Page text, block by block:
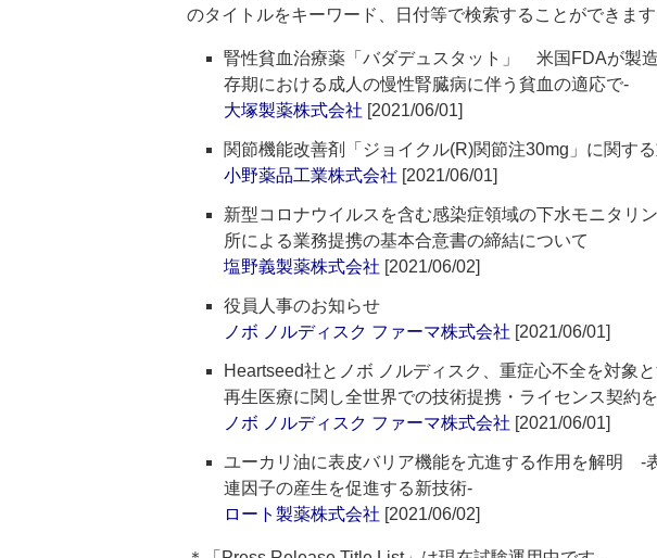
のタイトルをキーワード、日付等で検索することができま
腎性貧血治療薬「バダデュスタット」 米国FDAが製
存期における成人の慢性腎臓病に伴う貧血の適応で‐
大塚製薬株式会社 [2021/06/01]
関節機能改善剤「ジョイクル(R)関節注30mg」に関す
小野薬品工業株式会社 [2021/06/01]
新型コロナウイルスを含む感染症領域の下水モニタリ
所による業務提携の基本合意書の締結について
塩野義製薬株式会社 [2021/06/02]
役員人事のお知らせ
ノボ ノルディスク ファーマ株式会社 [2021/06/01]
Heartseed社とノボ ノルディスク、重症心不全を対象
再生医療に関し全世界での技術提携・ライセンス契約
ノボ ノルディスク ファーマ株式会社 [2021/06/01]
ユーカリ油に表皮バリア機能を亢進する作用を解明 ‐
連因子の産生を促進する新技術‐
ロート製薬株式会社 [2021/06/02]